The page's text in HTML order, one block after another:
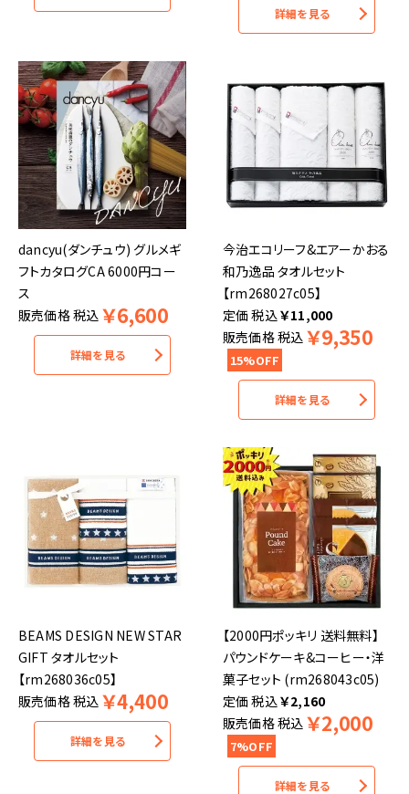
詳細を見る
dancyu(ダンチュウ) グルメギ
フトカタログCA 6000円コー
ス
販売価格税込 ￥6,600
詳細を見る
今治エコリーフ&エアーかおる
和乃逸品 タオルセット
【rm268027c05】
税込￥11,000
販売価格税込 ￥9,350
15%OFF
詳細を見る
BEAMS DESIGN NEW STAR
GIFT タオルセット
【rm268036c05】
販売価格税込 ￥4,400
詳細を見る
【2000円ポッキリ 送料無料】
パウンドケーキ&コーヒー・洋
菓子セット (rm268043c05)
税込￥2,160
販売価格税込 ￥2,000
7%OFF
詳細を見る